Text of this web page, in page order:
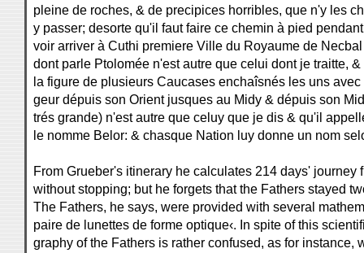
pleine de roches, & de precipices horribles, que n'y les
y passer; desorte qu'il faut faire ce chemin à pied
voir arriver à Cuthi premiere Ville du Royaume de
dont parle Ptolomée n'est autre que celui dont je traitte,
la figure de plusieurs Caucases enchaîsnés les uns
geur dépuis son Orient jusques au Midy & dépuis son
trés grande) n'est autre que celuy que je dis & qu'il
le nomme Belor: & chasque Nation luy donne un nom
From Grueber's itinerary he calculates 214 days' journey
without stopping; but he forgets that the Fathers stayed
The Fathers, he says, were provided with several
paire de lunettes de forme optique‹. In spite of this
graphy of the Fathers is rather confused, as for instance,